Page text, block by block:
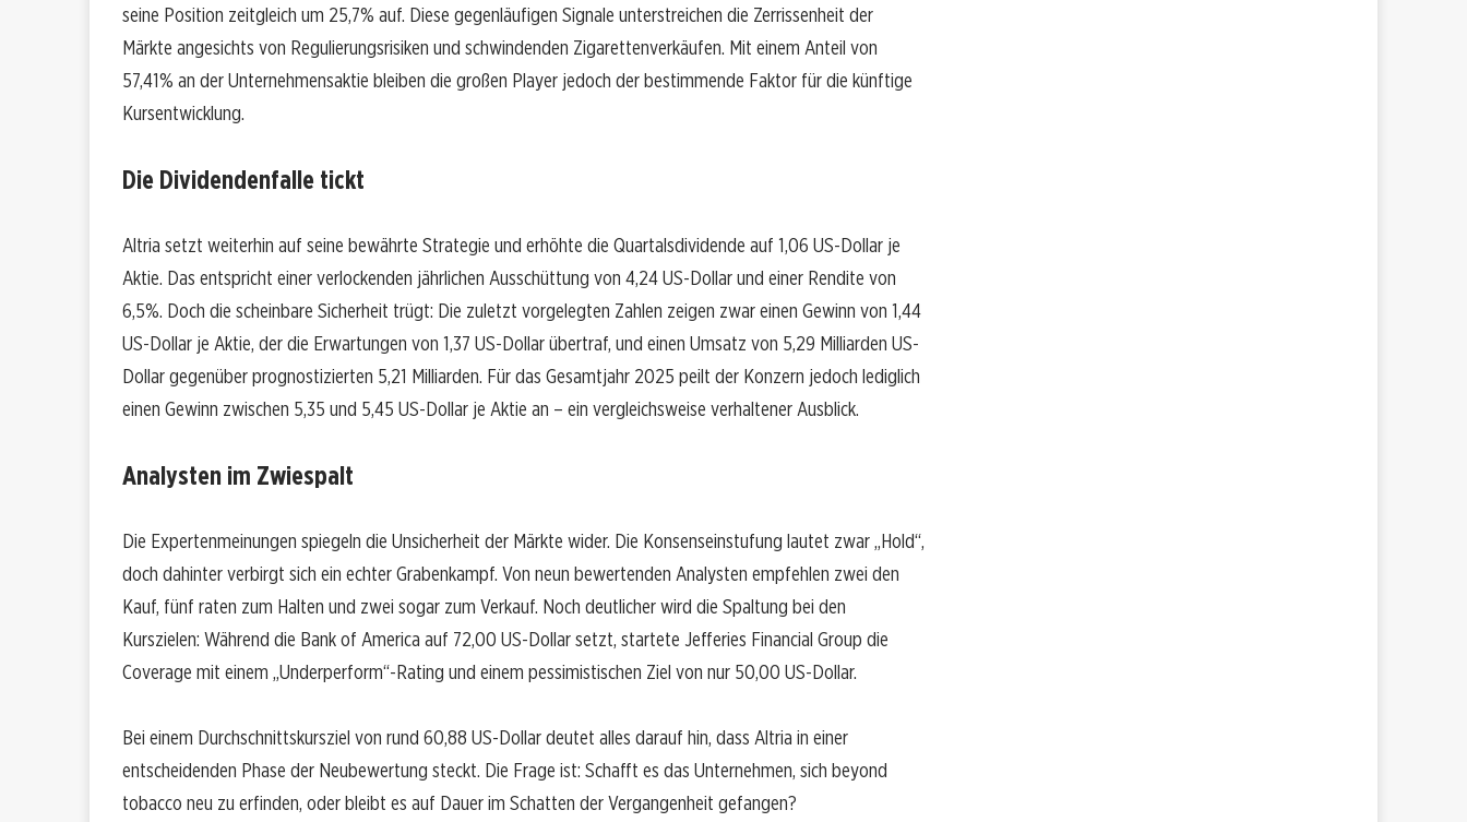
seine Position zeitgleich um 25,7% auf. Diese gegenläufigen Signale unterstreichen die Zerrissenheit der
Märkte angesichts von Regulierungsrisiken und schwindenden Zigarettenverkäufen. Mit einem Anteil von
57,41% an der Unternehmensaktie bleiben die großen Player jedoch der bestimmende Faktor für die künftige
Kursentwicklung.
Die Dividendenfalle tickt
Altria setzt weiterhin auf seine bewährte Strategie und erhöhte die Quartalsdividende auf 1,06 US-Dollar je
Aktie. Das entspricht einer verlockenden jährlichen Ausschüttung von 4,24 US-Dollar und einer Rendite von
6,5%. Doch die scheinbare Sicherheit trügt: Die zuletzt vorgelegten Zahlen zeigen zwar einen Gewinn von 1,44
US-Dollar je Aktie, der die Erwartungen von 1,37 US-Dollar übertraf, und einen Umsatz von 5,29 Milliarden US-
Dollar gegenüber prognostizierten 5,21 Milliarden. Für das Gesamtjahr 2025 peilt der Konzern jedoch lediglich
einen Gewinn zwischen 5,35 und 5,45 US-Dollar je Aktie an – ein vergleichsweise verhaltener Ausblick.
Analysten im Zwiespalt
Die Expertenmeinungen spiegeln die Unsicherheit der Märkte wider. Die Konsenseinstufung lautet zwar „Hold“,
doch dahinter verbirgt sich ein echter Grabenkampf. Von neun bewertenden Analysten empfehlen zwei den
Kauf, fünf raten zum Halten und zwei sogar zum Verkauf. Noch deutlicher wird die Spaltung bei den
Kurszielen: Während die Bank of America auf 72,00 US-Dollar setzt, startete Jefferies Financial Group die
Coverage mit einem „Underperform“-Rating und einem pessimistischen Ziel von nur 50,00 US-Dollar.
Bei einem Durchschnittskursziel von rund 60,88 US-Dollar deutet alles darauf hin, dass Altria in einer
entscheidenden Phase der Neubewertung steckt. Die Frage ist: Schafft es das Unternehmen, sich beyond
tobacco neu zu erfinden, oder bleibt es auf Dauer im Schatten der Vergangenheit gefangen?